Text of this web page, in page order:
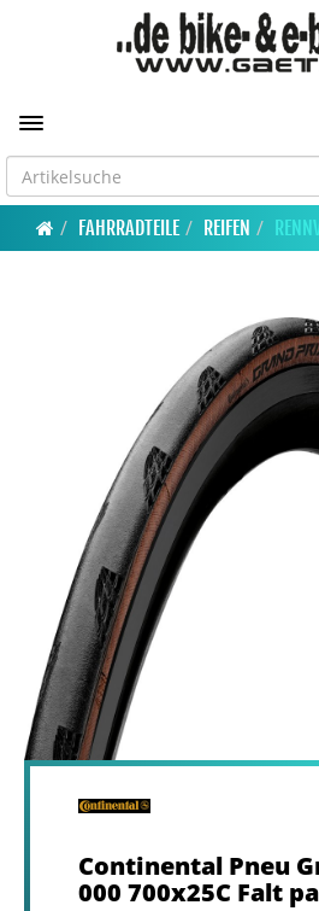
Toggle navigation
FAHRRADTEILE REIFEN
Continental Pneu
000 700x25C Falt